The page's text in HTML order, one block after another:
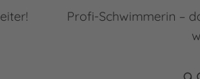
Profi-Schwimmerin –